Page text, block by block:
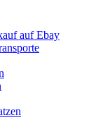
auf Ebay